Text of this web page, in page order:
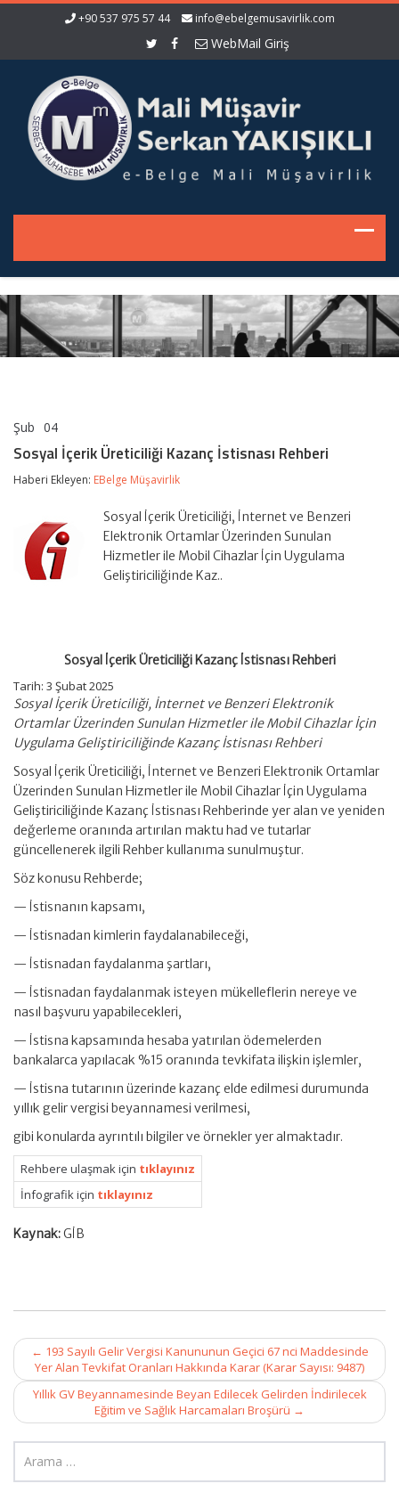
+90 537 975 57 44 info@ebelgemusavirlik.com
WebMail Giriş
Şub 04
İçerik
Üreticiliği
Kazanç
İstisnası
Sosyal İçerik Üreticiliği Kazanç İstisnası Rehberi
Haberi Ekleyen: EBelge Müşavirlik
Sosyal İçerik Üreticiliği, İnternet ve Benzeri
Elektronik Ortamlar Üzerinden Sunulan
Hizmetler ile Mobil Cihazlar İçin Uygulama
Geliştiriciliğinde Kaz..
Sosyal İçerik Üreticiliği Kazanç İstisnası Rehberi
Tarih: 3 Şubat 2025
Sosyal İçerik Üreticiliği, İnternet ve Benzeri Elektronik
Ortamlar Üzerinden Sunulan Hizmetler ile Mobil Cihazlar İçin
Uygulama Geliştiriciliğinde Kazanç İstisnası Rehberi
Sosyal İçerik Üreticiliği, İnternet ve Benzeri Elektronik Ortamlar
Üzerinden Sunulan Hizmetler ile Mobil Cihazlar İçin Uygulama
Geliştiriciliğinde Kazanç İstisnası Rehberinde yer alan ve yeniden
değerleme oranında artırılan maktu had ve tutarlar
güncellenerek ilgili Rehber kullanıma sunulmuştur.
Söz konusu Rehberde;
— İstisnanın kapsamı,
— İstisnadan kimlerin faydalanabileceği,
— İstisnadan faydalanma şartları,
— İstisnadan faydalanmak isteyen mükelleflerin nereye ve
nasıl başvuru yapabilecekleri,
— İstisna kapsamında hesaba yatırılan ödemelerden
bankalarca yapılacak %15 oranında tevkifata ilişkin işlemler,
— İstisna tutarının üzerinde kazanç elde edilmesi durumunda
yıllık gelir vergisi beyannamesi verilmesi,
gibi konularda ayrıntılı bilgiler ve örnekler yer almaktadır.
Rehbere ulaşmak için tıklayınız
İnfografik için tıklayınız
Kaynak:GİB
Post
navigation
← 193 Sayılı Gelir Vergisi Kanununun Geçici 67 nci Maddesinde
Yer Alan Tevkifat Oranları Hakkında Karar (Karar Sayısı: 9487)
Yıllık GV Beyannamesinde Beyan Edilecek Gelirden İndirilecek
Eğitim ve Sağlık Harcamaları Broşürü →